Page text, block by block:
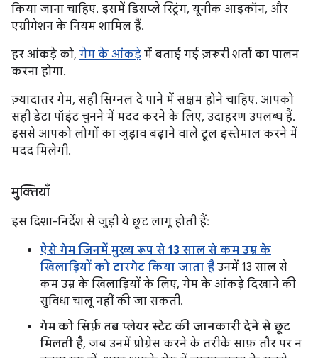
किया जाना चाहिए. इसमें डिसप्ले स्ट्रिंग, यूनीक आइकॉन, और
एग्रीगेशन के नियम शामिल हैं.
हर आंकड़े को, गेम के आंकड़े में बताई गई ज़रूरी शर्तों का पालन
करना होगा.
ज़्यादातर गेम, सही सिग्नल दे पाने में सक्षम होने चाहिए. आपको
सही डेटा पॉइंट चुनने में मदद करने के लिए, उदाहरण उपलब्ध हैं.
इससे आपको लोगों का जुड़ाव बढ़ाने वाले टूल इस्तेमाल करने में
मदद मिलेगी.
मुक्तियाँ
इस दिशा-निर्देश से जुड़ी ये छूट लागू होती हैं:
ऐसे गेम जिनमें मुख्य रूप से 13 साल से कम उम्र के
खिलाड़ियों को टारगेट किया जाता है उनमें 13 साल से
कम उम्र के खिलाड़ियों के लिए, गेम के आंकड़े दिखाने की
सुविधा चालू नहीं की जा सकती.
गेम को सिर्फ़ तब प्लेयर स्टेट की जानकारी देने से छूट
मिलती है, जब उनमें प्रोग्रेस करने के तरीके साफ़ तौर पर न